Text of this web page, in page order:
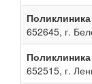
Поликлиника
652645, г.
Поликлиника
652515, г.